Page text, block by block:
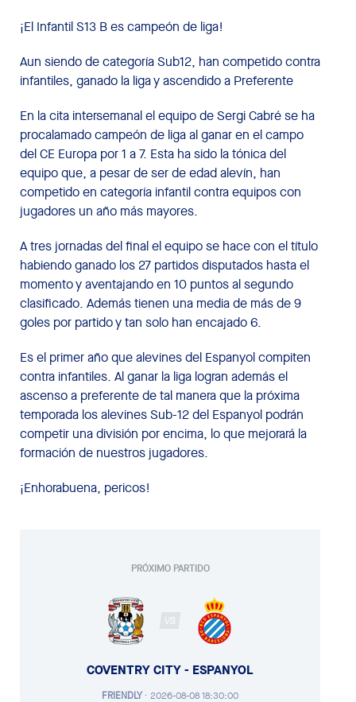
¡El Infantil S13 B es campeón de liga!
Aun siendo de categoría Sub12, han competido contra
infantiles, ganado la liga y ascendido a Preferente
En la cita intersemanal el equipo de Sergi Cabré se ha
procalamado campeón de liga al ganar en el campo
del CE Europa por 1 a 7. Esta ha sido la tónica del
equipo que, a pesar de ser de edad alevín, han
competido en categoría infantil contra equipos con
jugadores un año más mayores.
A tres jornadas del final el equipo se hace con el título
habiendo ganado los 27 partidos disputados hasta el
momento y aventajando en 10 puntos al segundo
clasificado. Además tienen una media de más de 9
goles por partido y tan solo han encajado 6.
Es el primer año que alevines del Espanyol compiten
contra infantiles. Al ganar la liga logran además el
ascenso a preferente de tal manera que la próxima
temporada los alevines Sub-12 del Espanyol podrán
competir una división por encima, lo que mejorará la
formación de nuestros jugadores.
¡Enhorabuena, pericos!
PRÓXIMO PARTIDO
VS
COVENTRY CITY - ESPANYOL
FRIENDLY· 2026-08-08 18:30:00